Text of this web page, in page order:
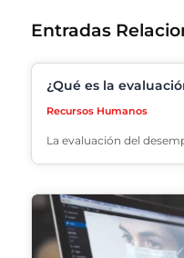
Entradas
¿Qué es la
Recursos Humanos
La evaluación del